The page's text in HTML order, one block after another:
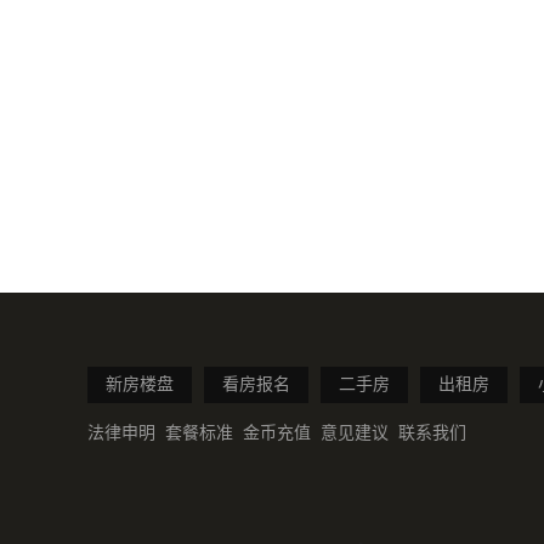
新房楼盘 看房报名 二手房 出租房
法律申明 套餐标准 金币充值 意见建议 联系我们